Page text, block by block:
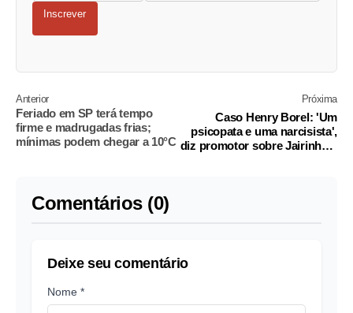
Inscrever
Anterior
Feriado em SP terá tempo
firme e madrugadas frias;
mínimas podem chegar a 10°C
Próxima
Caso Henry Borel: 'Um
psicopata e uma narcisista',
diz promotor sobre Jairinho e
Comentários (0)
Deixe seu comentário
Nome *